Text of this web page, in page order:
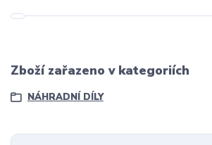
Zboží zařazeno v kategoriích
NÁHRADNÍ DÍLY